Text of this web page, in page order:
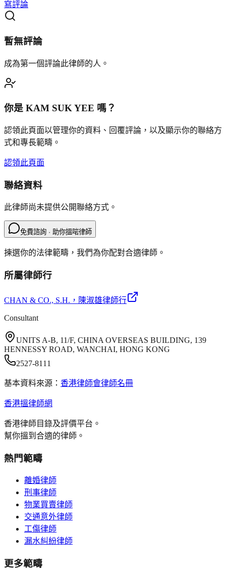
寫評論
暫無評論
成為第一個評論此律師的人。
你是 KAM SUK YEE 嗎？
認領此頁面以管理你的資料、回覆評論，以及顯示你的聯絡方
式和專長範疇。
認領此頁面
聯絡資料
此律師尚未提供公開聯絡方式。
免費諮詢 · 助你搵啱律師
揀選你的法律範疇，我們為你配對合適律師。
所屬律師行
CHAN & CO., S.H. ，陳淑雄律師行
Consultant
UNITS A-B, 11/F, CHINA OVERSEAS BUILDING, 139
HENNESSY ROAD, WANCHAI, HONG KONG
2527-8111
基本資料來源： 香港律師會律師名冊
香港搵律師網
香港律師目錄及評價平台。
幫你搵到合適的律師。
熱門範疇
離婚律師
刑事律師
物業買賣律師
交通意外律師
工傷律師
漏水糾紛律師
更多範疇